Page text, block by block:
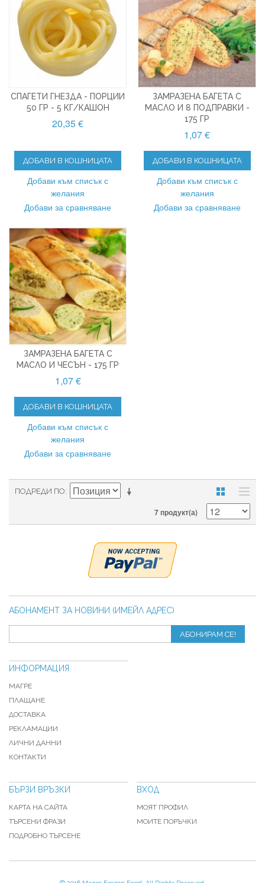
СПАГЕТИ ГНЕЗДА - ПОРЦИИ
50 ГР - 5 КГ/КАШОН
20,35 €
ДОБАВИ В КОШНИЦАТА
Добави към списък с
желания
Добави за сравняване
ЗАМРАЗЕНА БАГЕТА С
МАСЛО И 8 ПОДПРАВКИ -
175 ГР
1,07 €
ДОБАВИ В КОШНИЦАТА
Добави към списък с
желания
Добави за сравняване
ЗАМРАЗЕНА БАГЕТА С
МАСЛО И ЧЕСЪН - 175 ГР
1,07 €
ДОБАВИ В КОШНИЦАТА
Добави към списък с
желания
Добави за сравняване
ПОДРЕДИ ПО
7 продукт(а)
АБОНАМЕНТ ЗА НОВИНИ (ИМЕЙЛ АДРЕС)
АБОНИРАМ СЕ!
ИНФОРМАЦИЯ
МАГРЕ
ПЛАЩАНЕ
ДОСТАВКА
РЕКЛАМАЦИИ
ЛИЧНИ ДАННИ
КОНТАКТИ
БЪРЗИ ВРЪЗКИ
КАРТА НА САЙТА
ТЪРСЕНИ ФРАЗИ
ПОДРОБНО ТЪРСЕНЕ
ВХОД
МОЯТ ПРОФИЛ
МОИТЕ ПОРЪЧКИ